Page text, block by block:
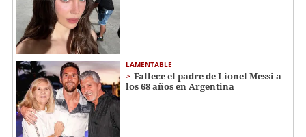
LAMENTABLE
Fallece el padre de Lionel Messi a
los 68 años en Argentina